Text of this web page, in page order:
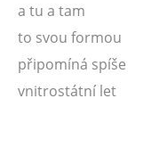
a tu a tam
to svou formou
připomíná spíše
vnitrostátní let